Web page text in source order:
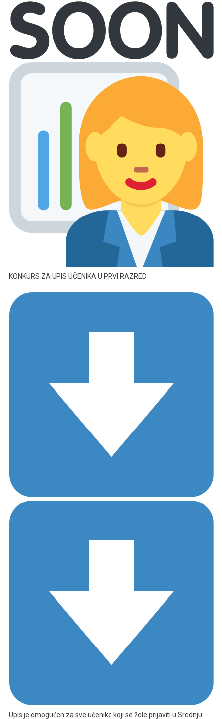
KONKURS ZA UPIS UČENIKA U PRVI RAZRED
Upis je omogućen za sve učenike koji se žele prijaviti u Srednju